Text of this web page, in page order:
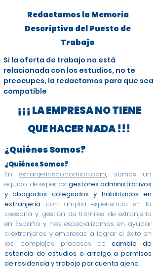
Redactamos la Memoria
Descriptiva del Puesto de
Trabajo
Si la oferta de trabajo no está
relacionada con los estudios, no te
preocupes, la redactamos para que sea
compatible
¡¡¡ LA EMPRESA NO TIENE
QUE HACER NADA !!!
¿Quiénes Somos?
¿Quiénes Somos?
Enextranjeriaeconomica.com, somos un
equipo de expertos gestores administrativos
y abogados colegiados y habilitados en
extranjería con amplia experiencia en la
asesoría y gestión de trámites de extranjería
en España y nos especializamos en ayudar
a extranjeros y empresas a lograr el éxito en
los complejos procesos decambio de
estancia de estudios o arraigo a permisos
de residencia y trabajo por cuenta ajena.